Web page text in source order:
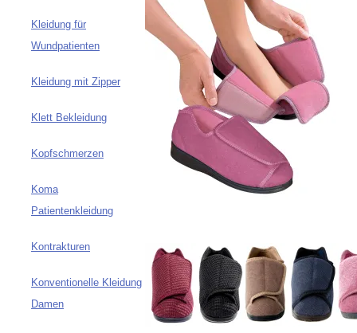
Kleidung für
Wundpatienten
Kleidung mit Zipper
Klett Bekleidung
Kopfschmerzen
Koma
Patientenkleidung
Kontrakturen
Konventionelle Kleidung
Damen